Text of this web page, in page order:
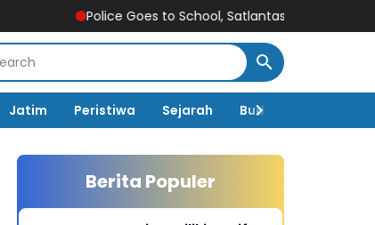
Police Goes to School, Satlantas Ngawi Tanamkan
Jatim Peristiwa Sejarah Budaya
Berita Populer